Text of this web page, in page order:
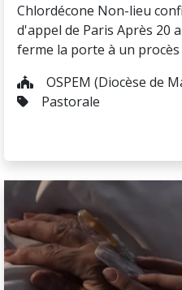
Chlordécone Non-lieu
d'appel de Paris Après 20
ferme la porte à un procès
OSPEM (Diocèse de
Pastorale